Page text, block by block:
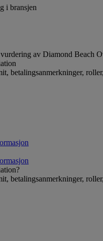
i bransjen
av Diamond Beach
betalingsanmerkninger,
betalingsanmerkninger,